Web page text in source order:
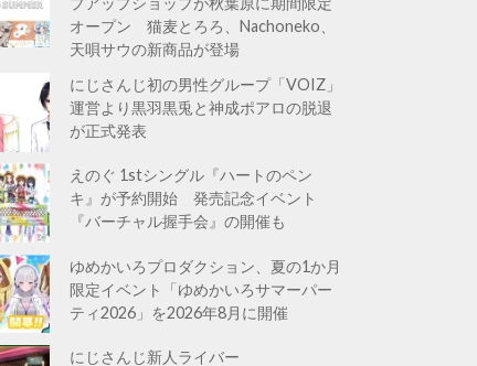
オープン 猫麦とろろ、Nachoneko、
天唄サウの新商品が登場
にじさんじ初の男性グループ「VOIZ」
運営より黒羽黒兎と神成ポアロの脱退
が正式発表
えのぐ 1stシングル『ハートのペン
キ』が予約開始 発売記念イベント
『バーチャル握手会』の開催も
ゆめかいろプロダクション、夏の1か月
限定イベント「ゆめかいろサマーパー
ティ2026」を2026年8月に開催
にじさんじ新人ライバー